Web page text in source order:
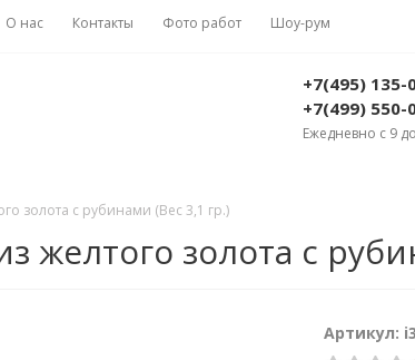
О нас Контакты Фото работ Шоу-рум
+7(495) 135-
+7(499) 550-
Ежедневно с 9
золота с рубинами (Вес 3,1 гр.)
желтого золота с
Артикул: